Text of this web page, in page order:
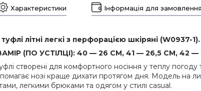
Характеристики Інформація для замовлення
туфлі літні легкі з перфорацією шкіряні (W0937-1).
(ПО УСТІЛЦІ): 40 — 26 СМ, 41 — 26,5 СМ, 42
створені для комфортного носіння у теплу
нозі краще дихати протягом дня. Модель на
легкими брюками та одягом у стилі casual.